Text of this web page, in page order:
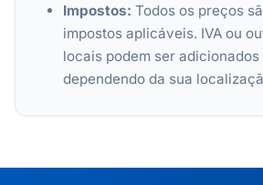
Impostos: Todos os preços
impostos aplicáveis. IVA ou
locais podem ser
dependendo da sua